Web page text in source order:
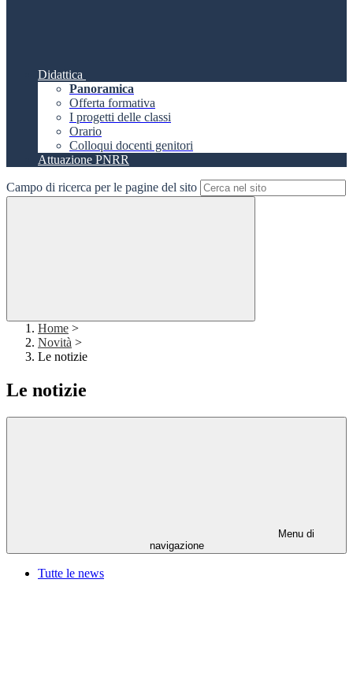
Didattica
Panoramica
Offerta formativa
I progetti delle classi
Orario
Colloqui docenti genitori
Attuazione PNRR
Campo di ricerca per le pagine del sito
Home >
Novità >
Le notizie
Le notizie
Menu di
navigazione
Tutte le news